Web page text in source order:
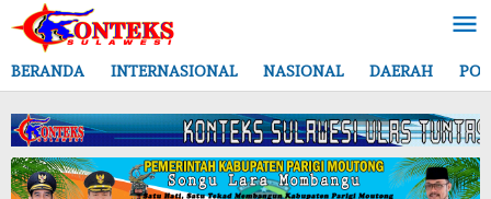
Lewati
ke
konten
BERANDA
INTERNASIONAL NASIONAL DAERAH